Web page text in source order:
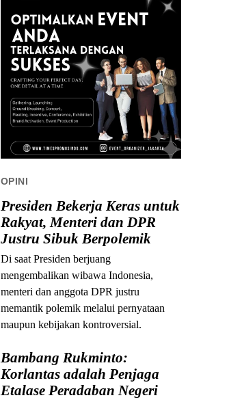
OPINI
Presiden Bekerja Keras untuk
Rakyat, Menteri dan DPR
Justru Sibuk Berpolemik
Di saat Presiden berjuang
mengembalikan wibawa Indonesia,
menteri dan anggota DPR justru
memantik polemik melalui pernyataan
maupun kebijakan kontroversial.
Bambang Rukminto:
Korlantas adalah Penjaga
Etalase Peradaban Negeri